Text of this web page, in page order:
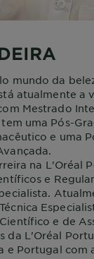
mundo da
atualmente a
Mestrado
uma Pós-
e uma
na L'Oréal
e
e de
da L'Oréal
e Portugal com